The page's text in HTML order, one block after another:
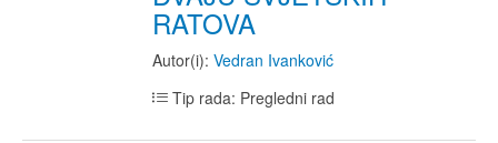
RATOVA
Autor(i): Vedran Ivanković
Tip rada: Pregledni rad